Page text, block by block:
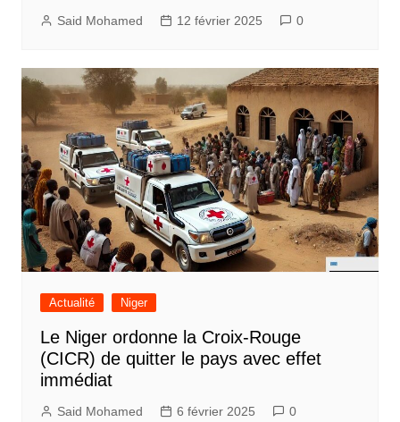
Said Mohamed 12 février 2025 0
Actualité Niger
Le Niger ordonne la Croix-Rouge
(CICR) de quitter le pays avec effet
immédiat
Said Mohamed 6 février 2025 0